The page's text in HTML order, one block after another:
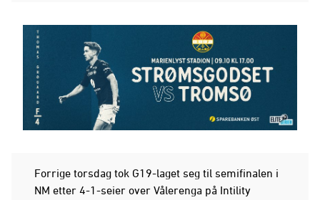
Forrige torsdag tok G19-laget seg til semifinalen i
NM etter 4-1-seier over Vålerenga på Intility